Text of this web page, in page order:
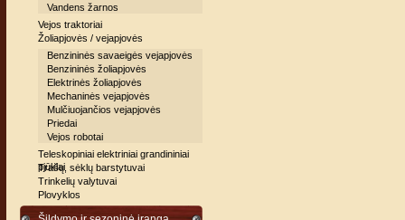
Vandens žarnos
Vejos traktoriai
Žoliapjovės / vejapjovės
Benzininės savaeigės vejapjovės
Benzininės žoliapjovės
Elektrinės žoliapjovės
Mechaninės vejapjovės
Mulčiuojančios vejapjovės
Priedai
Vejos robotai
Teleskopiniai elektriniai grandininiai
pjūklai
Trašų, sėklų barstytuvai
Trinkelių valytuvai
Plovyklos